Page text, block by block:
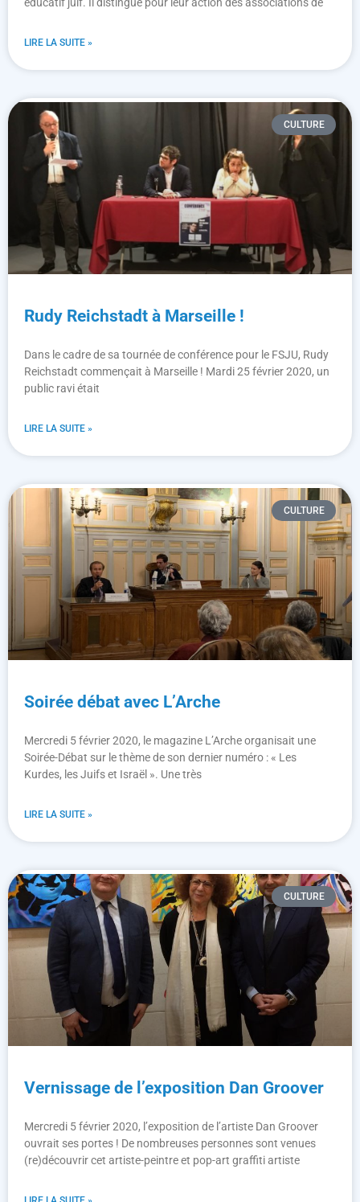
LIRE LA SUITE »
CULTURE
Rudy Reichstadt à Marseille !
Dans le cadre de sa tournée de conférence pour le FSJU, Rudy
Reichstadt commençait à Marseille ! Mardi 25 février 2020, un
public ravi était
LIRE LA SUITE »
CULTURE
Soirée débat avec L’Arche
Mercredi 5 février 2020, le magazine L’Arche organisait une
Soirée-Débat sur le thème de son dernier numéro : « Les
Kurdes, les Juifs et Israël ». Une très
LIRE LA SUITE »
CULTURE
Vernissage de l’exposition Dan Groover
Mercredi 5 février 2020, l’exposition de l’artiste Dan Groover
ouvrait ses portes ! De nombreuses personnes sont venues
(re)découvrir cet artiste-peintre et pop-art graffiti artiste